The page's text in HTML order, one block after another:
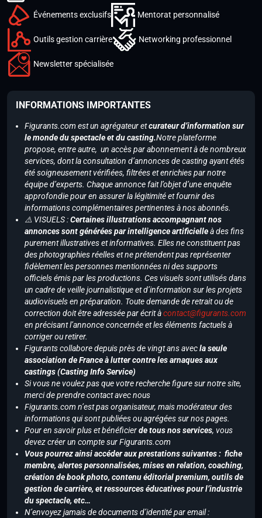
Événements exclusifs Mentorat personnalisé
Outils gestion carrière Networking professionnel
Newsletter spécialisée
INFORMATIONS IMPORTANTES
Figurants.com est un agrégateur etcurateur d’information sur
le monde du spectacle et du casting.Notre plateforme
propose, entre autre, un accès par abonnement à de nombreux
services, dont la consultation d’annonces de casting ayant étés
été soigneusement vérifiées, filtrées et enrichies par notre
équipe d’experts. Chaque annonce fait l’objet d’une enquête
approfondie pour en assurer la légitimité et fournir des
informations complémentaires pertinentes à nos abonnés.
⚠️ VISUELS :Certaines illustrations accompagnant nos
annonces sont générées par intelligence artificielleà des fins
purement illustratives et informatives. Elles ne constituent pas
des photographies réelles et ne prétendent pas représenter
fidèlement les personnes mentionnées ni des supports
officiels émis par les productions. Ces visuels sont utilisés dans
un cadre de veille journalistique et d’information sur les projets
audiovisuels en préparation. Toute demande de retrait ou de
correction doit être adressée par écrit àcontact@figurants.com
en précisant l’annonce concernée et les éléments factuels à
corriger ou retirer.
Figurants collabore depuis près de vingt ans avecla seule
association de France à lutter contre les arnaques aux
castings (Casting Info Service)
Si vous ne voulez pas que votre recherche figure sur notre site,
merci de prendre contact avec nous
Figurants.com n’est pas organisateur, mais modérateur des
informations qui sont publiées ou agrégées sur nos pages.
Pour en savoir plus et bénéficierde tous nos services, vous
devez créer un compte sur Figurants.com
Vous pourrez ainsi accéder aux prestations suivantes : fiche
membre, alertes personnalisées, mises en relation, coaching,
création de book photo, contenu éditorial premium, outils de
gestion de carrière, et ressources éducatives pour l’industrie
du spectacle, etc…
N’envoyez jamais de documents d’identité par email :